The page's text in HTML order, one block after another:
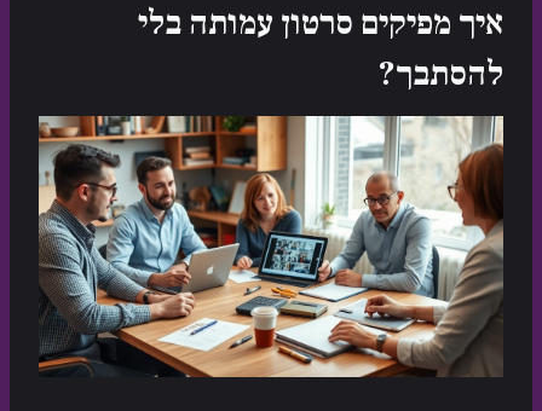
איך מפיקים סרטון עמותה בלי
להסתבך?